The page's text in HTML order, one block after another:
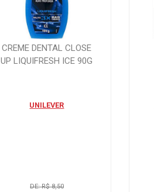
CREME DENTAL CLOSE
UP LIQUIFRESH ICE 90G
UNILEVER
DE: R$ 8,50